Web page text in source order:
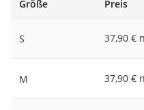
Größe
Preis
S 37,90 €
M 37,90 €